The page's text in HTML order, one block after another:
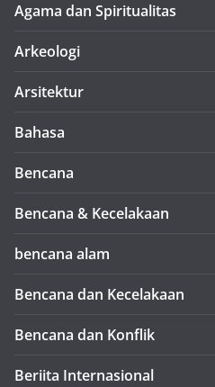
Agama dan Spiritualitas
Arkeologi
Arsitektur
Bahasa
Bencana
Bencana & Kecelakaan
bencana alam
Bencana dan Kecelakaan
Bencana dan Konflik
Beriita Internasional